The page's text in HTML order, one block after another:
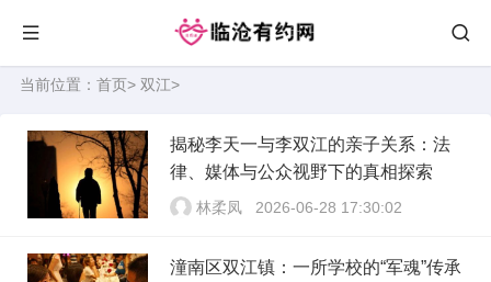
当前位置： 首页> 双江>
揭秘李天一与李双江的亲子关系：法
律、媒体与公众视野下的真相探索
林柔凤 2026-06-28 17:30:02
潼南区双江镇：一所学校的“军魂”传承